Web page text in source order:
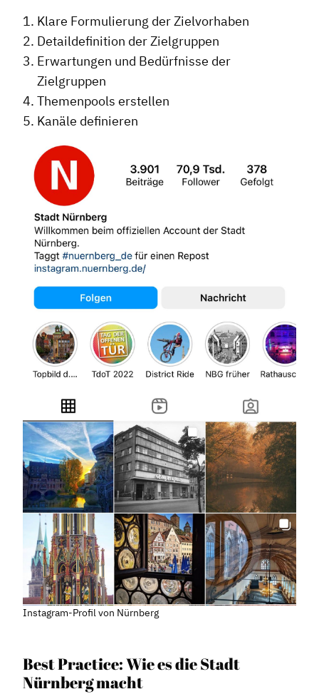
Klare Formulierung der Zielvorhaben
Detaildefinition der Zielgruppen
Erwartungen und Bedürfnisse der
Zielgruppen
Themenpools erstellen
Kanäle definieren
Instagram-Profil von Nürnberg
Best Practice: Wie es die Stadt
Nürnberg macht